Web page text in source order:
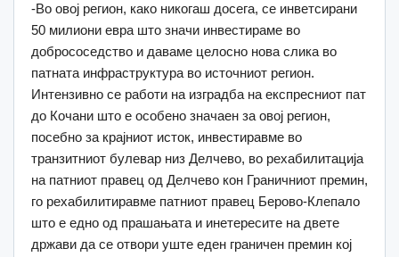
-Во овој регион, како никогаш досега, се инветсирани
50 милиони евра што значи инвестираме во
добрососедство и даваме целосно нова слика во
патната инфраструктура во источниот регион.
Интензивно се работи на изградба на експресниот пат
до Кочани што е особено значаен за овој регион,
посебно за крајниот исток, инвестиравме во
транзитниот булевар низ Делчево, во рехабилитација
на патниот правец од Делчево кон Граничниот премин,
го рехабилитиравме патниот правец Берово-Клепало
што е едно од прашањата и инетересите на двете
држави да се отвори уште еден граничен премин кој